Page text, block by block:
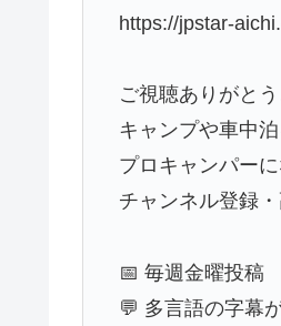
https://jpstar-
ご視聴ありがとう
キャンプや車中
プロキャンパー
チャンネル登録
📅 毎週金曜投稿
💬 多言語の字幕